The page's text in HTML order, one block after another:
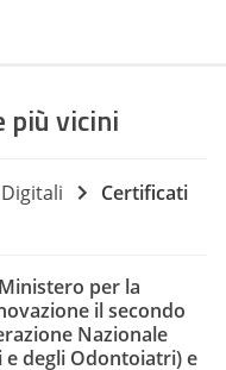
più vicini
Certificati
per la
il secondo
Nazionale
degli Odontoiatri) e